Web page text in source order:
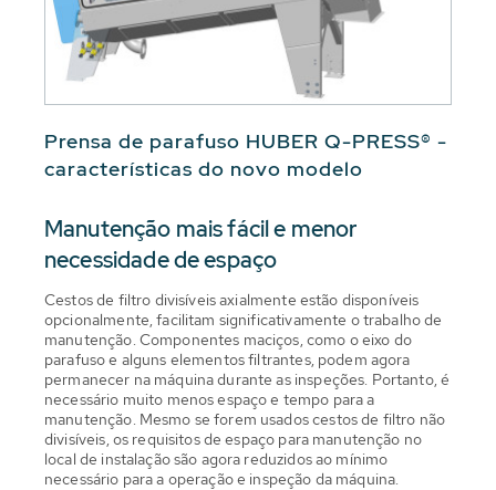
Prensa de parafuso HUBER Q-PRESS® -
características do novo modelo
Manutenção mais fácil e menor
necessidade de espaço
Cestos de filtro divisíveis axialmente estão disponíveis
opcionalmente, facilitam significativamente o trabalho de
manutenção. Componentes maciços, como o eixo do
parafuso e alguns elementos filtrantes, podem agora
permanecer na máquina durante as inspeções. Portanto, é
necessário muito menos espaço e tempo para a
manutenção. Mesmo se forem usados cestos de filtro não
divisíveis, os requisitos de espaço para manutenção no
local de instalação são agora reduzidos ao mínimo
necessário para a operação e inspeção da máquina.